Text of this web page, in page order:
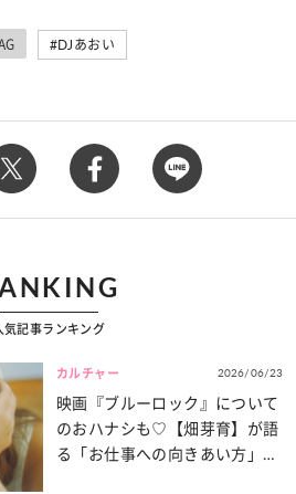
DJあおい
気記事ランキング
カルチャー 2026/06/23
映画『ブルーロック』について
のおハナシも♡【畑芽育】が語
る「お仕事への向きあい方」と